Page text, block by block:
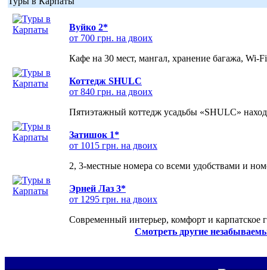
Вуйко 2*
от 700 грн. на двоих
Кафе на 30 мест, мангал, хранение багажа, Wi-
Коттедж SHULC
от 840 грн. на двоих
Пятиэтажный коттедж усадьбы «SHULC»
Затишок 1*
от 1015 грн. на двоих
2, 3-местные номера со всеми удобствами и
Эрней Лаз 3*
от 1295 грн. на двоих
Современный интерьер, комфорт и карпатское
Смотреть другие